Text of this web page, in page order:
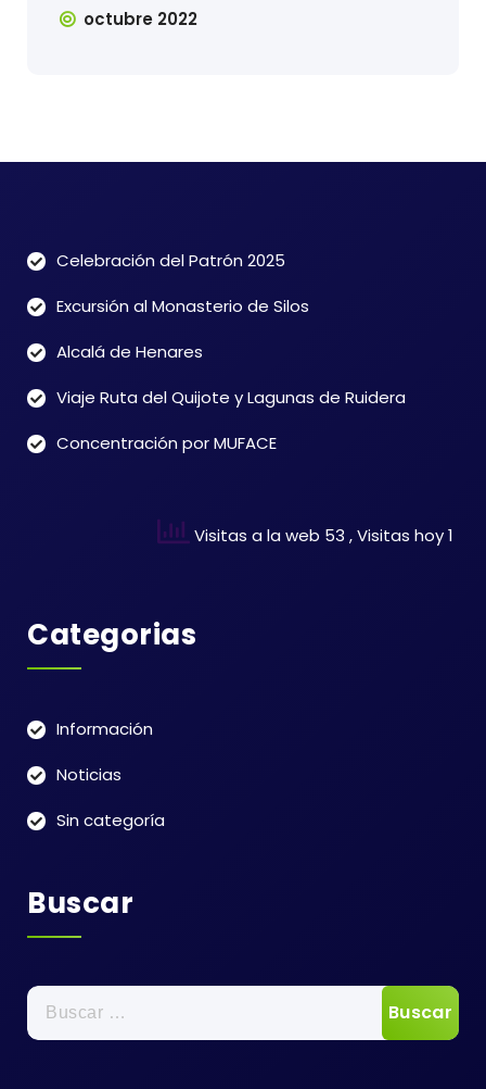
octubre 2022
Celebración del Patrón 2025
Excursión al Monasterio de Silos
Alcalá de Henares
Viaje Ruta del Quijote y Lagunas de Ruidera
Concentración por MUFACE
Visitas a la web 53 , Visitas hoy 1
Categorias
Información
Noticias
Sin categoría
Buscar
Buscar: